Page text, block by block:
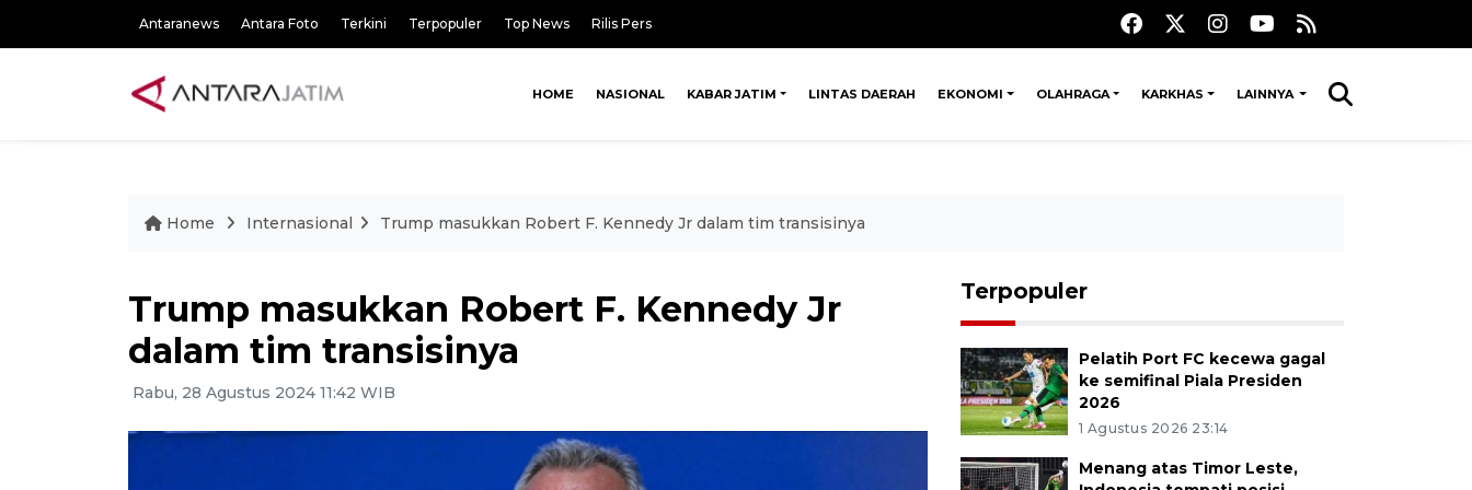
Antaranews Antara Foto Terkini Terpopuler Top News Rilis Pers
HOME NASIONAL KABAR JATIM LINTAS DAERAH EKONOMI OLAHRAGA KARKHAS LAINNYA
Home Internasional Trump masukkan Robert F. Kennedy Jr dalam tim transisinya
Trump masukkan Robert F. Kennedy Jr
dalam tim transisinya
Rabu, 28 Agustus 2024 11:42 WIB
Terpopuler
Pelatih Port FC kecewa gagal
ke semifinal Piala Presiden
2026
1 Agustus 2026 23:14
Menang atas Timor Leste,